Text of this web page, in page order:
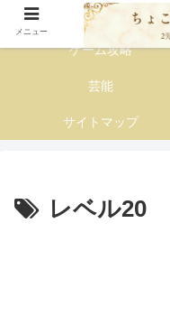
子育て
ゲーム攻略
芸能
サイトマップ
レベル20
メニュー